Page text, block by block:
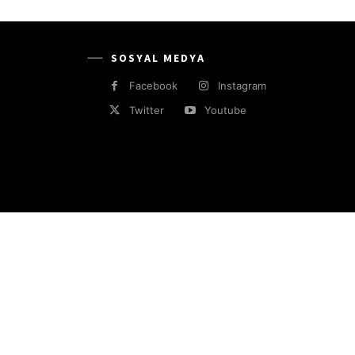
SOSYAL MEDYA
Facebook
Instagram
Twitter
Youtube